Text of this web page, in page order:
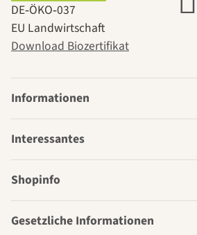
DE‑ÖKO‑037
EU Landwirtschaft
Download Biozertifikat
Informationen
Interessantes
Shopinfo
Gesetzliche Informationen